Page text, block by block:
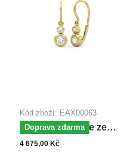
Kód zboží: EAX00063
Doprava zdarma
MOISS náušnice ze
žlutého zlata
4 675,00 Kč